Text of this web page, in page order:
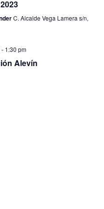
C. Alcalde Vega Lamera s/n,
- 1:30 pm
Alevín